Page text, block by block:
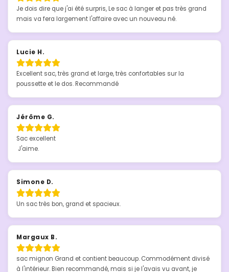
Je dois dire que j'ai été surpris, Le sac à langer et pas très grand
mais va fera largement l'affaire avec un nouveau né.
Lucie H.
Excellent sac, très grand et large, très confortables sur la
poussette et le dos. Recommandé
Jérôme G.
Sac excellent
J'aime.
Simone D.
Un sac très bon, grand et spacieux.
Margaux B.
sac mignon Grand et contient beaucoup. Commodément divisé
à l'intérieur. Bien recommandé, mais si je l'avais vu avant, je